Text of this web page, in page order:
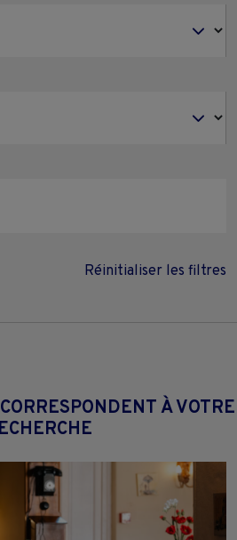
Réinitialiser les filtres
À VOTRE